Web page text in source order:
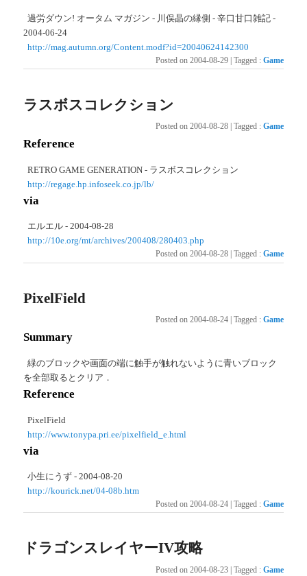
過労ダウン! オータム マガジン - 川俣晶の縁側 - 辛口甘口雑記 -
2004-06-24
http://mag.autumn.org/Content.modf?id=20040624142300
Posted on 2004-08-29 Tagged : Game
ラスボスコレクション
Posted on 2004-08-28 | Tagged : Game
Reference
RETRO GAME GENERATION - ラスボスコレクション
http://regage.hp.infoseek.co.jp/lb/
via
エルエル - 2004-08-28
http://10e.org/mt/archives/200408/280403.php
Posted on 2004-08-28 Tagged : Game
PixelField
Posted on 2004-08-24 Tagged : Game
Summary
緑のブロックや画面の端に触手が触れないように青いブロック
を全部取るとクリア．
Reference
PixelField
http://www.tonypa.pri.ee/pixelfield_e.html
via
小生にうず - 2004-08-20
http://kourick.net/04-08b.htm
Posted on 2004-08-24 Tagged : Game
ドラゴンスレイヤーIV攻略
Posted on 2004-08-23 | Tagged : Game